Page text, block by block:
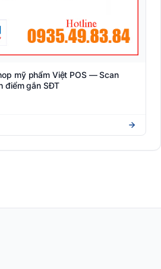
mỹ phẩm Việt POS — Scan
điểm gắn SĐT